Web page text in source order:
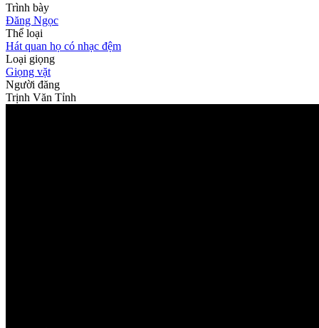
Trình bày
Đăng Ngọc
Thể loại
Hát quan họ có nhạc đệm
Loại giọng
Giọng vặt
Người đăng
Trịnh Văn Tỉnh